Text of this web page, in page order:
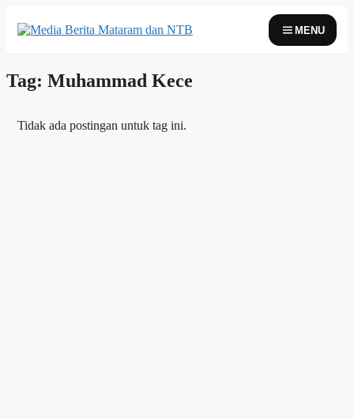
MENU
Tag: Muhammad Kece
Tidak ada postingan untuk tag ini.